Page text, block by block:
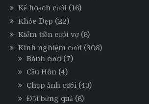
Kế hoạch cưới (16)
Khỏe Đẹp (22)
Kiếm tiền cưới vợ (6)
Kinh nghiệm cưới (308)
Bánh cưới (7)
Cầu Hôn (4)
Chụp ảnh cưới (43)
Đội bưng quả (6)